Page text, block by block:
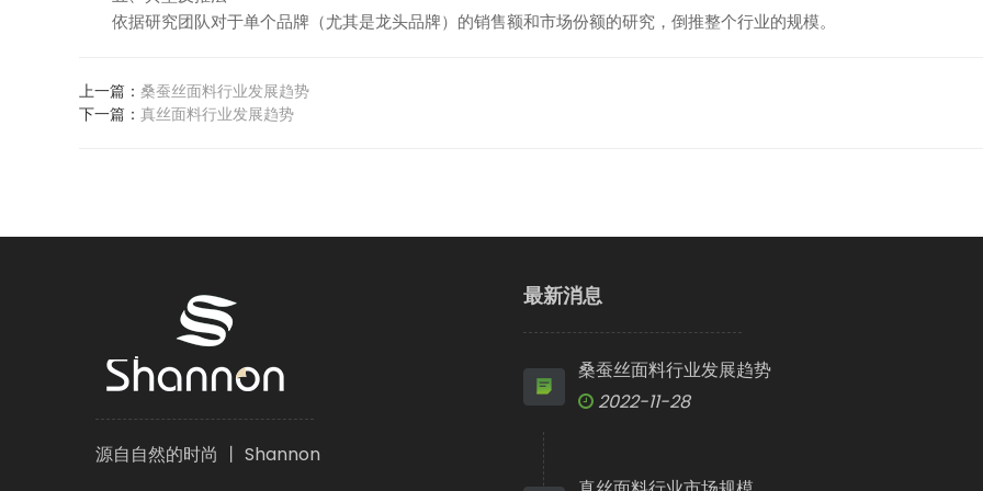
依据研究团队对于单个品牌（尤其是龙头品牌）的销售额和市场份额的研究，倒推整个行业的规模。
上一篇： 桑蚕丝面料行业发展趋势
下一篇： 真丝面料行业发展趋势
源自自然的时尚 丨 Shannon
最新消息
桑蚕丝面料行业发展趋势
2022-11-28